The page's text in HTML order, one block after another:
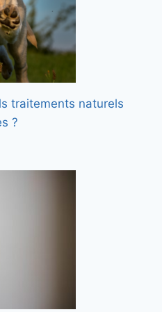
traitements naturels
?